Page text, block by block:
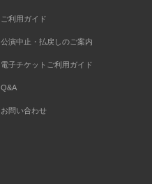
ご利用ガイド
公演中止・払戻しのご案内
電子チケットご利用ガイド
Q&A
お問い合わせ